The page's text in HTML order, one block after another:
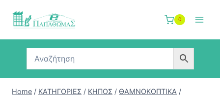
0
Home / ΚΑΤΗΓΟΡΙΕΣ / ΚΗΠΟΣ / ΘΑΜΝΟΚΟΠΤΙΚΑ /